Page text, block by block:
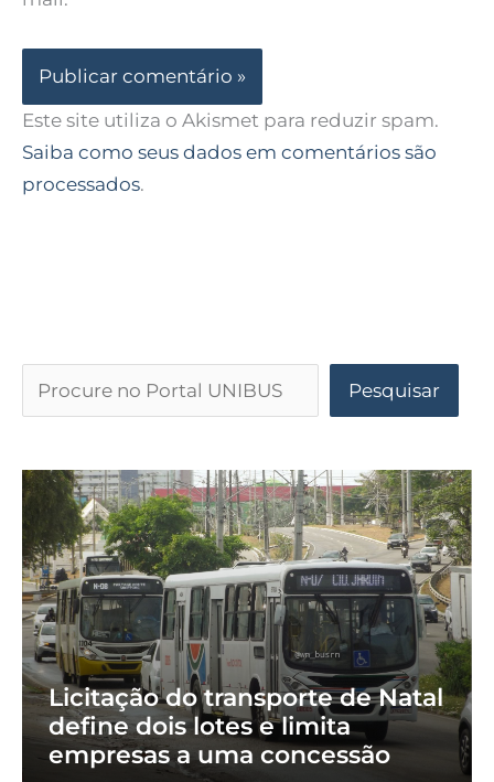
Este site utiliza o Akismet para reduzir spam.
Saiba como seus dados em comentários são
processados.
Pesquisar
Licitação do transporte de Natal
define dois lotes e limita
empresas a uma concessão